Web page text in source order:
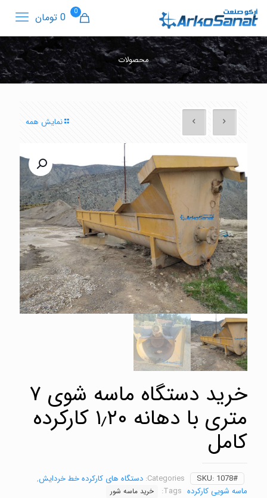
0 0 تومان
محصولات
نمایش همه
خرید دستگاه ماسه شوی ۷
متری با دهانه ۱٫۲۰ کارکرده
کامل
SKU: 1078#
Categories: دستگاه های کارکرده خط خردایش,
ماسه شویی کارکرده Tags:
خرید ماسه شور